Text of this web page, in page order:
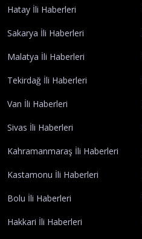
Hatay İli Haberleri
Sakarya İli Haberleri
Malatya İli Haberleri
Tekirdağ İli Haberleri
Van İli Haberleri
Sivas İli Haberleri
Kahramanmaraş İli Haberleri
Kastamonu İli Haberleri
Bolu İli Haberleri
Hakkari İli Haberleri